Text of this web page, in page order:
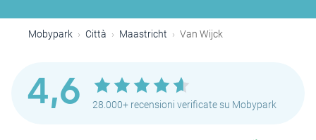
Mobypark Città Maastricht Van Wijck
4,6 28.000+ recensioni verificate su Mobypark